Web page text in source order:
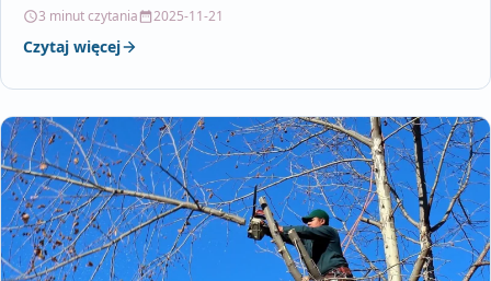
3 minut czytania 2025-11-21
Czytaj więcej